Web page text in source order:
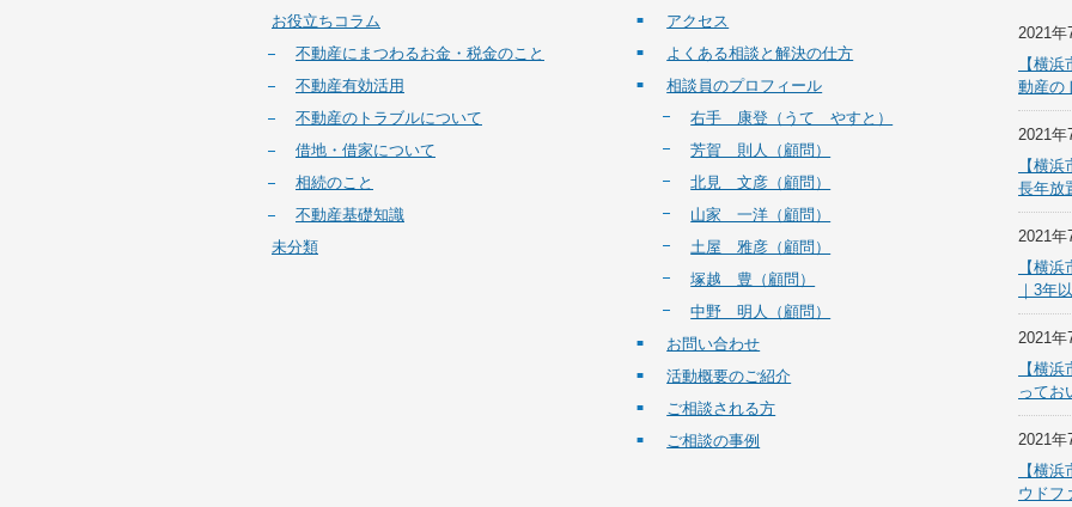
お役立ちコラム
不動産にまつわるお金・税金のこと
不動産有効活用
不動産のトラブルについて
借地・借家について
相続のこと
不動産基礎知識
未分類
アクセス
よくある相談と解決の仕方
相談員のプロフィール
右手 康登（うて やすと）
芳賀 則人（顧問）
北見 文彦（顧問）
山家 一洋（顧問）
土屋 雅彦（顧問）
塚越 豊（顧問）
中野 明人（顧問）
お問い合わせ
活動概要のご紹介
ご相談される方
ご相談の事例
2021年
【横
動産の
2021年
【横
長年放
2021年
【横
｜3年
2021年
【横
ってお
2021年
【横
ウドフ